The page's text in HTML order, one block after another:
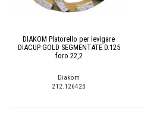
DIAKOM Platorello per levigare
DIACUP GOLD SEGMENTATE D.125
foro 22,2
Diakom
212.12642B